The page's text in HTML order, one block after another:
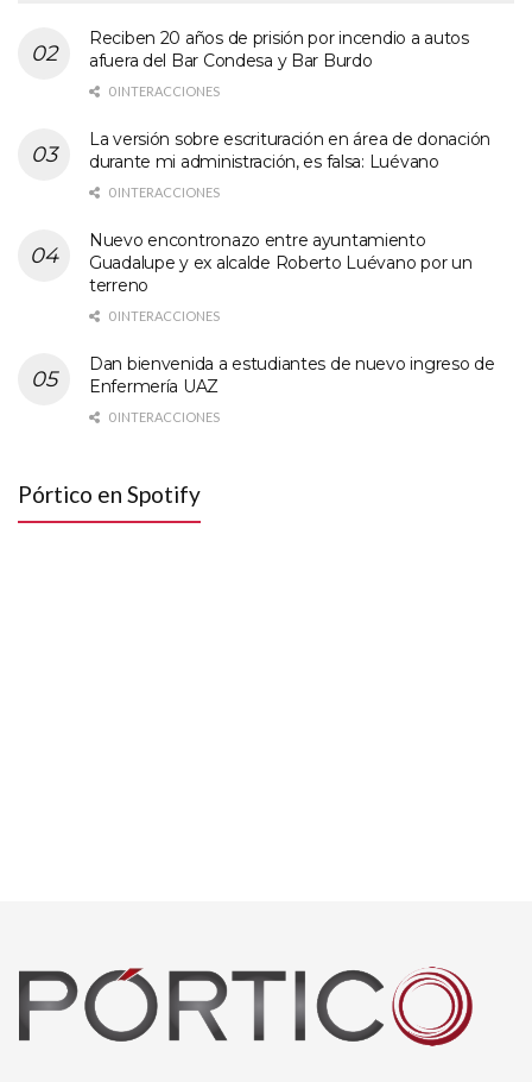
Reciben 20 años de prisión por incendio a autos
afuera del Bar Condesa y Bar Burdo
0 INTERACCIONES
La versión sobre escrituración en área de donación
durante mi administración, es falsa: Luévano
0 INTERACCIONES
Nuevo encontronazo entre ayuntamiento
Guadalupe y ex alcalde Roberto Luévano por un
terreno
0 INTERACCIONES
Dan bienvenida a estudiantes de nuevo ingreso de
Enfermería UAZ
0 INTERACCIONES
Pórtico en Spotify